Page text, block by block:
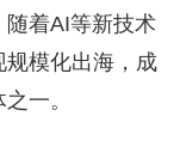
着AI等新技术
规模化出海，成
一。